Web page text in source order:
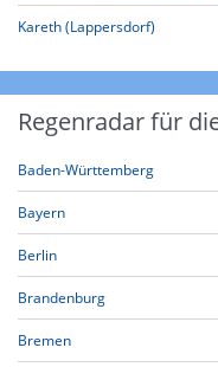
Kareth (Lappersdorf)
Regenradar für
Baden-Württemberg
Bayern
Berlin
Brandenburg
Bremen